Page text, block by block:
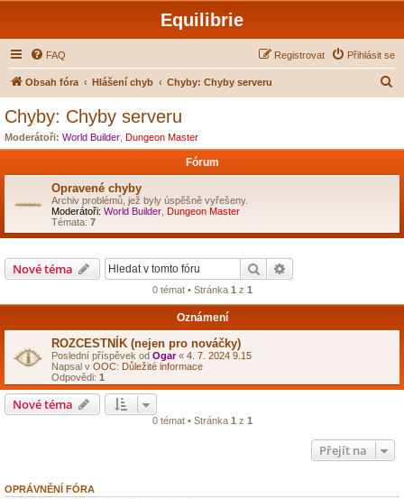
Equilibrie
FAQ Přihlásit se
Registrovat
Obsah fóra Hlášení chyb Chyby: Chyby serveru
Chyby: Chyby serveru
Moderátoři: World Builder Dungeon Master
Fórum
Opravené chyby
Archiv problémů, jež byly úspěšně vyřešeny.
Moderátoři: World Builder Dungeon Master
Témata: 7
Nové téma Hledat
0 témat • Stránka 1 z 1
Oznámení
ROZCESTNÍK (nejen pro nováčky)
Poslední příspěvek od Ogar« 4. 7. 2024 9.15
Napsal v OOC: Důležité informace
Odpovědi: 1
Nové téma
0 témat • Stránka 1 z 1
Přejít na
OPRÁVNĚNÍ FÓRA